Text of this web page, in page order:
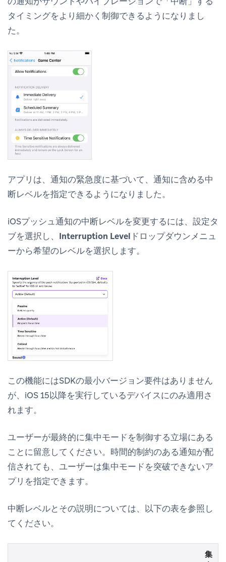
タイミングをより細かく制御できるようになりまし
た。
アプリは、通知の緊急度に基づいて、通知に含める中
断レベルを指定できるようになりました。
iOSプッシュ通知の中断レベルを変更するには、 設定タ
ブを選択し、 Interruption Level ドロップダウンメニュ
ーから希望のレベルを選択します。
この機能にはSDKの最小バージョン要件はありません
が、iOS 15以降を実行しているデバイスにのみ適用さ
れます。
ユーザーが最終的に集中モードを制御する立場にある
ことに留意してください。時間的制約のある通知が配
信されても、ユーザーは集中モードを突破できないア
プリを指定できます。
中断レベルとその説明については、以下の表を参照し
てください。
集